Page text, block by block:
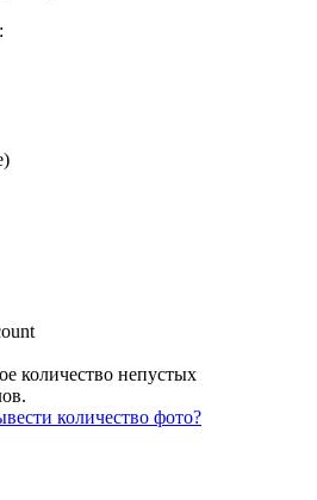
количество непустых
количество фото?